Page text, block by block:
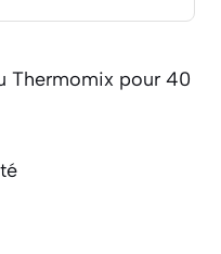
Thermomix pour 40